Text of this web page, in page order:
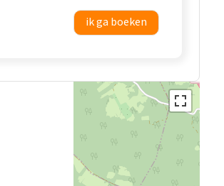
ik ga boeken